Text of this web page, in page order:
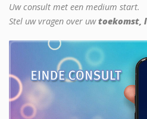
Uw consult met een medium start.
Stel uw vragen over uwtoekomst,